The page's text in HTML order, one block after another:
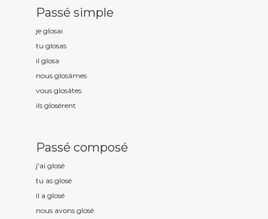
Passé simple
je glosai
tu glosas
il glosa
nous glosâmes
vous glosâtes
ils glosèrent
Passé composé
j'ai glosé
tu as glosé
il a glosé
nous avons glosé